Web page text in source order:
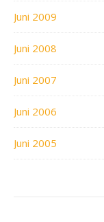
Juni 2009
Juni 2008
Juni 2007
Juni 2006
Juni 2005